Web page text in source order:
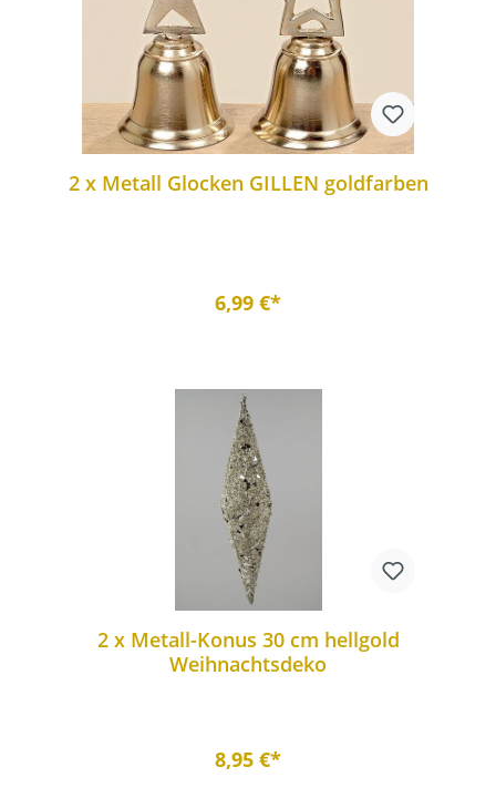
2 x Metall Glocken GILLEN goldfarben
6,99 €*
2 x Metall-Konus 30 cm hellgold
Weihnachtsdeko
8,95 €*